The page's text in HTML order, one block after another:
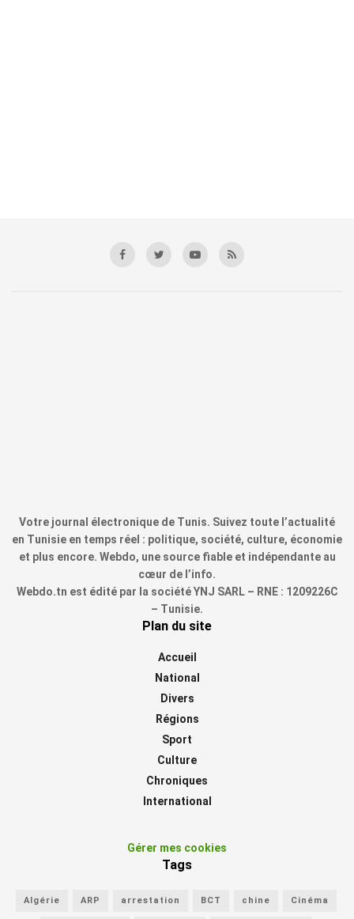
Votre journal électronique de Tunis. Suivez toute l’actualité
en Tunisie en temps réel : politique, société, culture, économie
et plus encore. Webdo, une source fiable et indépendante au
cœur de l’info.
Webdo.tn est édité par la société YNJ SARL – RNE : 1209226C
– Tunisie.
Plan du site
Accueil
National
Divers
Régions
Sport
Culture
Chroniques
International
Gérer mes cookies
Tags
Algérie ARP arrestation BCT chine Cinéma